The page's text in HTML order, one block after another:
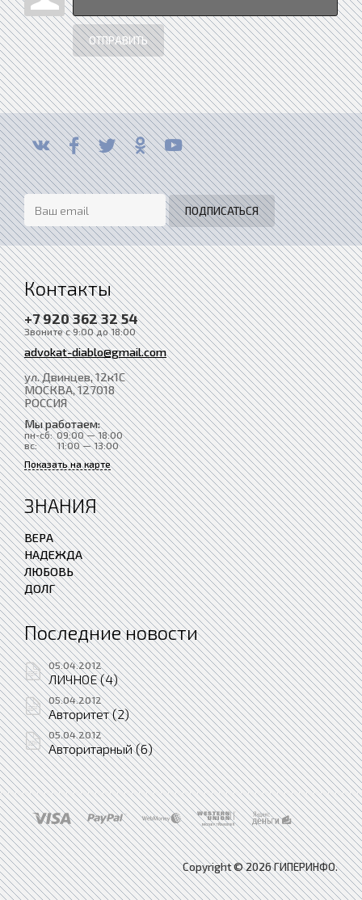
ОТПРАВИТЬ
Контакты
+7 920 362 32 54
Звоните с 9:00 до 18:00
advokat-diablo@gmail.com
ул. Двинцев, 12к1С
МОСКВА, 127018
РОССИЯ
Мы работаем:
пн-сб: 09:00 — 18:00
вс:
11:00 — 13:00
Показать на карте
ЗНАНИЯ
ВЕРА
НАДЕЖДА
ЛЮБОВЬ
ДОЛГ
Последние новости
05.04.2012
ЛИЧНОЕ (4)
05.04.2012
Авторитет (2)
05.04.2012
Авторитарный (6)
Copyright © 2026 ГИПЕРИНФО.